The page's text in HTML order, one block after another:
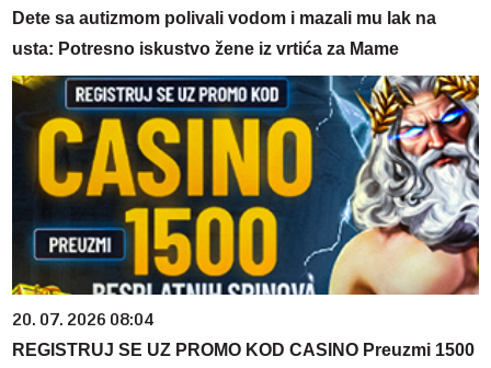
Dete sa autizmom polivali vodom i mazali mu lak na
usta: Potresno iskustvo žene iz vrtića za Mame
20. 07. 2026 08:04
REGISTRUJ SE UZ PROMO KOD CASINO Preuzmi 1500